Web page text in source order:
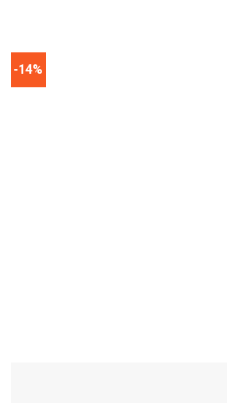
-14%